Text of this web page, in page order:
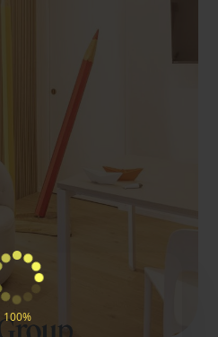
100%